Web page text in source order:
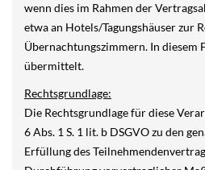
wenn dies im Rahmen der
etwa an Hotels/Tagungshäuser zur
Übernachtungszimmern. In diesem
übermittelt.
Rechtsgrundlage:
Die Rechtsgrundlage für diese
6 Abs. 1 S. 1 lit. b DSGVO zu den
Erfüllung des